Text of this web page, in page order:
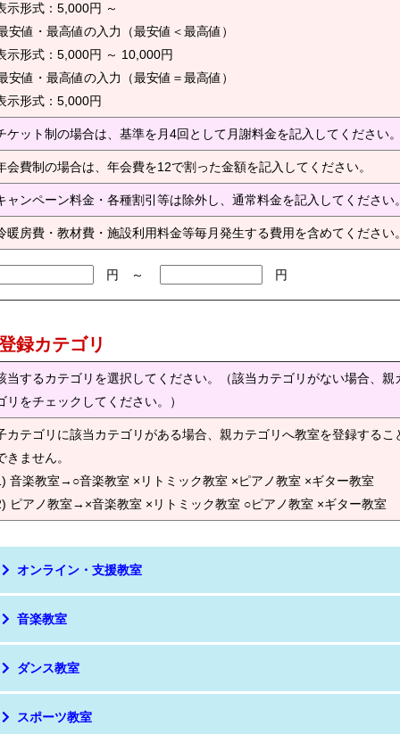
形式：5,000円 ～
安値・最高値の入力（最安値＜最高値）
形式：5,000円 ～ 10,000円
安値・最高値の入力（最安値＝最高値）
示形式：5,000円
ケット制の場合は、基準を月4回として月謝料金を記入してください
会費制の場合は、年会費を12で割った金額を記入してください。
ャンペーン料金・各種割引等は除外し、通常料金を記入してください
暖房費・教材費・施設利用料金等毎月発生する費用を含めてください
円 ～ 円
録カテゴリ
当するカテゴリを選択してください。（該当カテゴリがない場合、親
リをチェックしてください。）
カテゴリに該当カテゴリがある場合、親カテゴリへ教室を登録するこ
きません。
音楽教室→○音楽教室 ×リトミック教室 ×ピアノ教室 ×ギター教室
ピアノ教室→×音楽教室 ×リトミック教室 ○ピアノ教室 ×ギター教室
オンライン・支援教室
音楽教室
ダンス教室
スポーツ教室